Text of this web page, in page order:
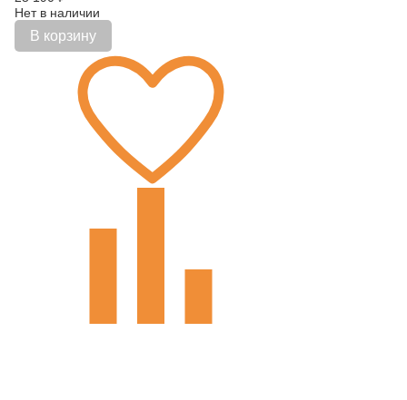
Нет в наличии
В корзину